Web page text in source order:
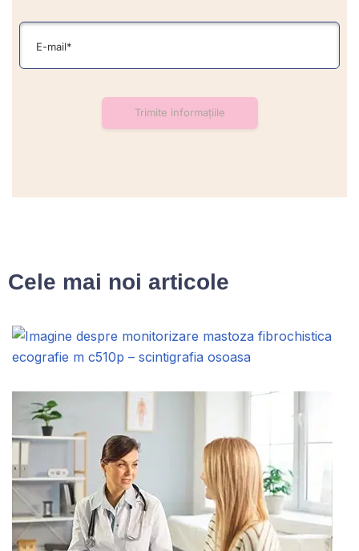
Cele mai noi articole